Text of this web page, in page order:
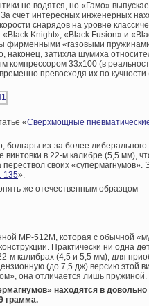
не водятся, но «Гамо»
счет интересных инженерных
снарядов на уровне
Knight», «Black Fusion» и
фирменными «газовыми
наконец, затихла шумиха
компрессором 33х100 (в
превосходя их по кучности
«Сверхмощные
из-за более либерального
в 22-м калибре (5,5 мм),
своих «супермагнумов».
135».
же отечественным образцом
МР-512М, которая с обычной
Практически ни одна
м калибрах (4,5 и 5,5 мм), для
(до 7,5 дж) версию этой
она отличается лишь пружиной.
находятся в
грамма.